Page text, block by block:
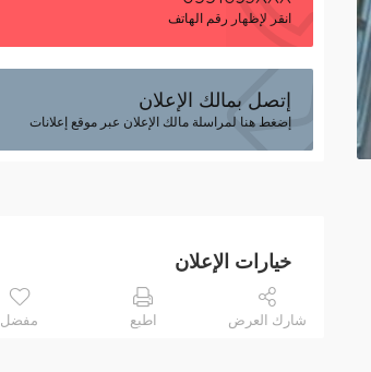
انقر لإظهار رقم الهاتف
إتصل بمالك الإعلان
إضغط هنا لمراسلة مالك الإعلان عبر موقع إعلانات
خيارات الإعلان
شارك العرض اطبع مفضل